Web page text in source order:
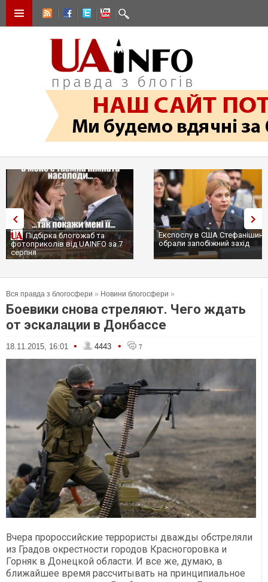
Підбірка блогожаб та
фотоприколів від UAINFO за 7
серпня
Експослу в США
обрали запобіжний захід
Вся правда з блогосфери » Новини блогосфери »
Боевики снова стреляют. Чего ждать
от эскалации в Донбассе
18.11.2015, 16:01 • 4443 • 7
Вчера пророссийские террористы дважды обстреляли
из Градов окрестности городов Красногоровка и
Горняк в Донецкой области. И все же, думаю, в
ближайшее время рассчитывать на принципиальное